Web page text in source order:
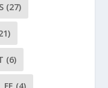
(27)
(6)